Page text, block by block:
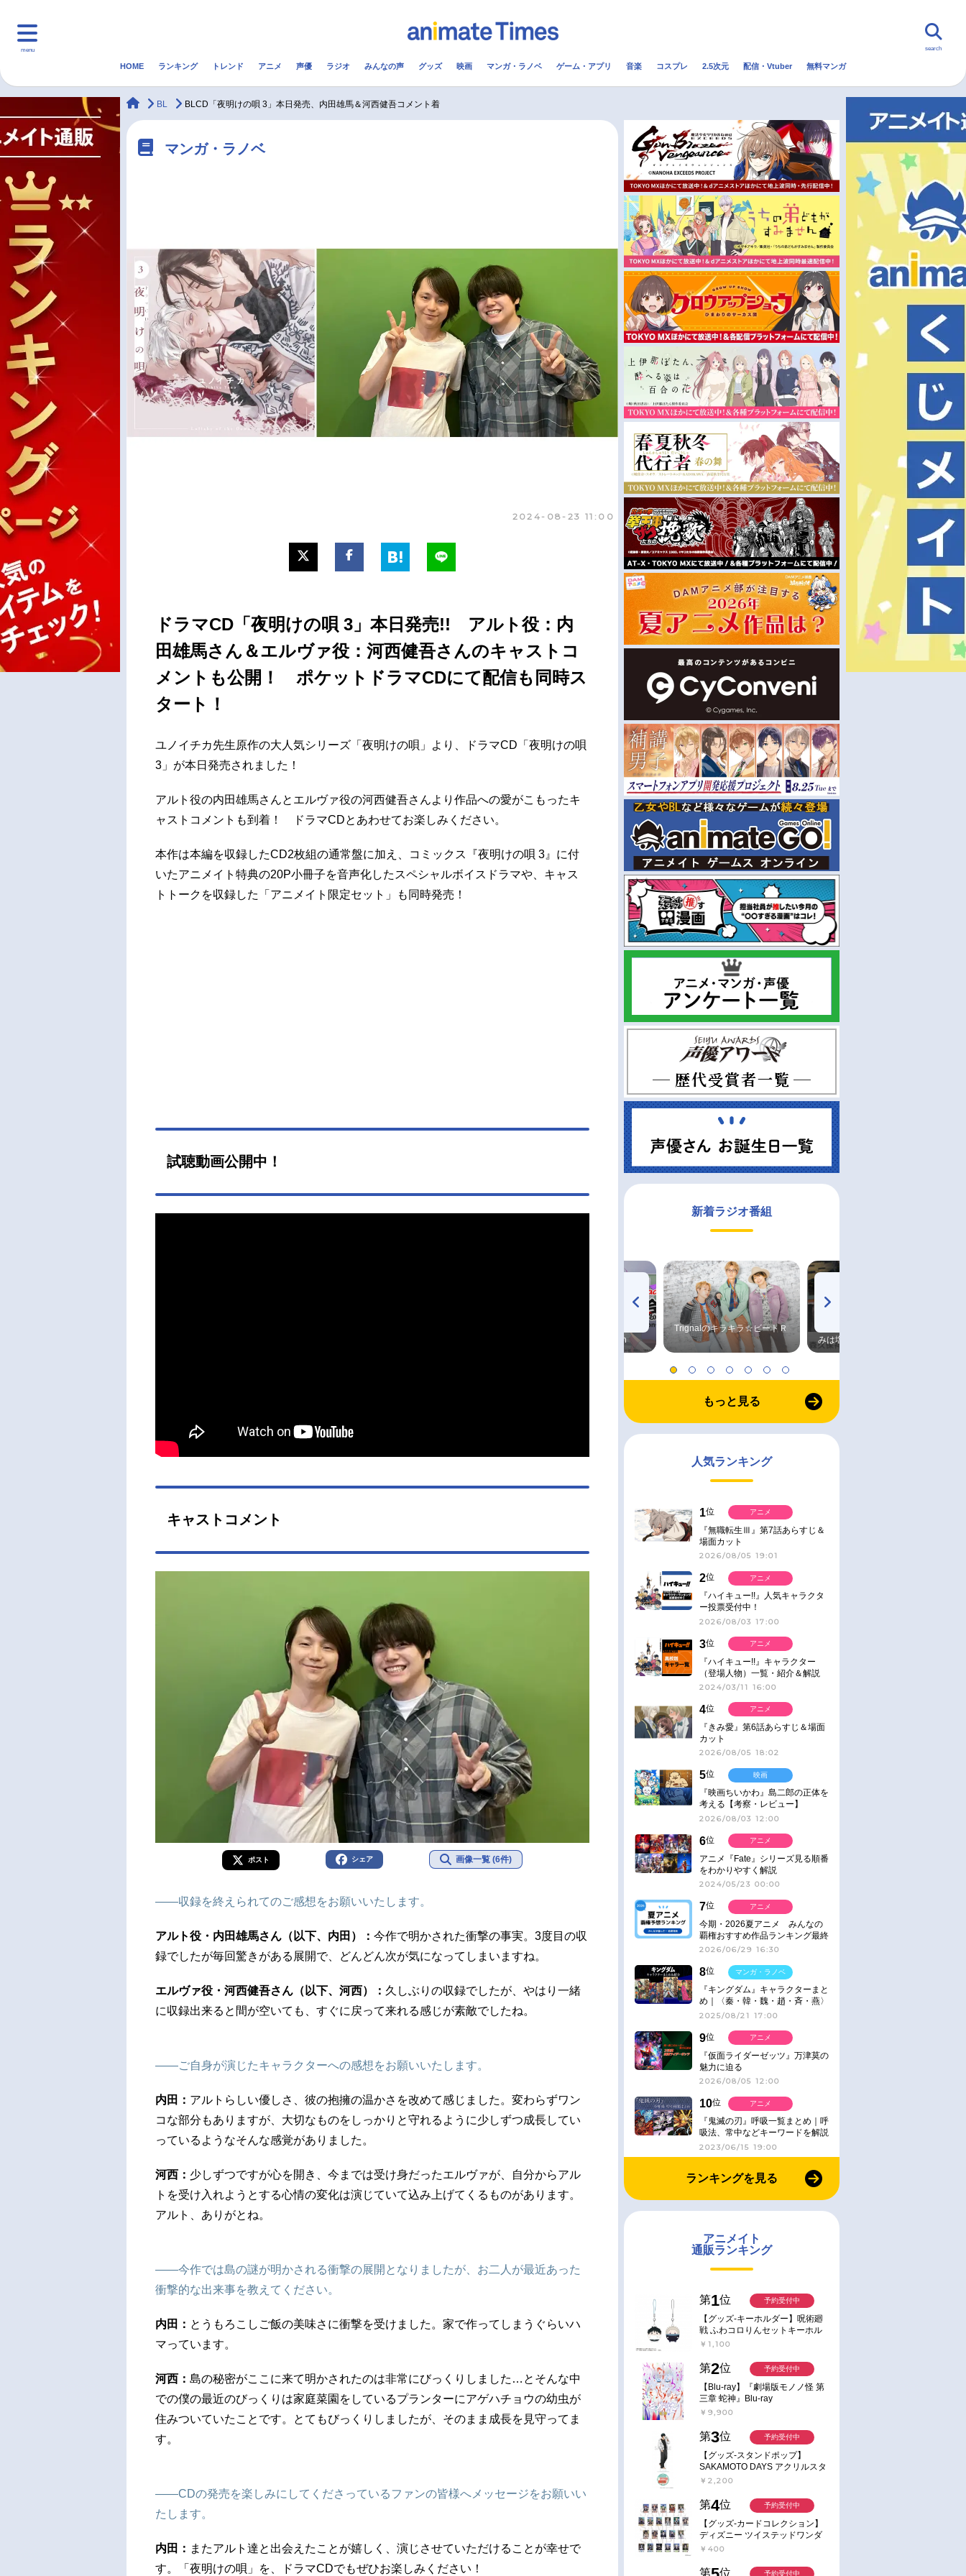
menu
マンガ・ラノベ ゲーム・アプリ 配信・Vtuber トレンド 無料マンガ
今期アニメ曜日別一覧 秋アニメ
冬アニメ
FOLLOW US
search
HOME ランキング トレンド アニメ 声優 ラジオ みんなの声 グッズ 映画 マンガ・ラノベ ゲーム・アプリ 音楽 コスプレ 2.5次元 配信・Vtuber 無料マンガ
animateTimes
BL BLCD「夜明けの唄 3」本日発売、内田雄馬＆河西健吾コメント着
マンガ・ラノベ
2024-08-23 11:00
ドラマCD「夜明けの唄 3」本日発売!! アルト役：内
田雄馬さん＆エルヴァ役：河西健吾さんのキャストコ
メントも公開！ ポケットドラマCDにて配信も同時ス
タート！
ユノイチカ先生原作の大人気シリーズ「夜明けの唄」より、ドラマCD「夜明けの唄
3」が本日発売されました！
アルト役の内田雄馬さんとエルヴァ役の河西健吾さんより作品への愛がこもったキ
ャストコメントも到着！ ドラマCDとあわせてお楽しみください。
本作は本編を収録したCD2枚組の通常盤に加え、コミックス『夜明けの唄 3』に付
いたアニメイト特典の20P小冊子を音声化したスペシャルボイスドラマや、キャス
トトークを収録した「アニメイト限定セット」も同時発売！
試聴動画公開中！
キャストコメント
ポスト シェア 画像一覧 (6件)
――収録を終えられてのご感想をお願いいたします。
アルト役・内田雄馬さん（以下、内田）： 今作で明かされた衝撃の事実。3度目の収
録でしたが毎回驚きがある展開で、どんどん次が気になってしまいますね。
エルヴァ役・河西健吾さん（以下、河西）： 久しぶりの収録でしたが、やはり一緒
に収録出来ると間が空いても、すぐに戻って来れる感じが素敵でしたね。
――ご自身が演じたキャラクターへの感想をお願いいたします。
内田： アルトらしい優しさ、彼の抱擁の温かさを改めて感じました。変わらずワン
コな部分もありますが、大切なものをしっかりと守れるように少しずつ成長してい
っているようなそんな感覚がありました。
河西： 少しずつですが心を開き、今までは受け身だったエルヴァが、自分からアル
トを受け入れようとする心情の変化は演じていて込み上げてくるものがあります。
アルト、ありがとね。
――今作では島の謎が明かされる衝撃の展開となりましたが、お二人が最近あった
衝撃的な出来事を教えてください。
内田： とうもろこしご飯の美味さに衝撃を受けました。家で作ってしまうぐらいハ
マっています。
河西： 島の秘密がここに来て明かされたのは非常にびっくりしました…とそんな中
での僕の最近のびっくりは家庭菜園をしているプランターにアゲハチョウの幼虫が
住みついていたことです。とてもびっくりしましたが、そのまま成長を見守ってま
す。
――CDの発売を楽しみにしてくださっているファンの皆様へメッセージをお願いい
たします。
内田： またアルト達と出会えたことが嬉しく、演じさせていただけることが幸せで
す。「夜明けの唄」を、ドラマCDでもぜひお楽しみください！
新着ラジオ番組
radio 大直会 2nd season
Trignalのキラキラ☆ビートＲ
みは塩だけ
もっと見る
人気ランキング
1位
『無職転生Ⅲ』第7話あらすじ＆
場面カット
2026/08/05 19:01
アニメ
2位
『ハイキュー!!』人気キャラクタ
ー投票受付中！
2026/08/03 17:00
アニメ
3位
『ハイキュー!!』キャラクター
（登場人物）一覧・紹介＆解説
2024/03/11 16:00
アニメ
4位
『きみ愛』第6話あらすじ＆場面
カット
2026/08/05 18:02
アニメ
5位
『映画ちいかわ』島二郎の正体を
考える【考察・レビュー】
2026/08/03 12:00
映画
6位
アニメ『Fate』シリーズ見る順番
をわかりやすく解説
2024/05/23 00:00
アニメ
7位
今期・2026夏アニメ みんなの
覇権おすすめ作品ランキング最終
結果発表！
2026/06/29 16:30
アニメ
8位
『キングダム』キャラクターまと
め｜〈秦・韓・魏・趙・斉・燕〉
2025/08/21 17:00
マンガ・ラノベ
9位
『仮面ライダーゼッツ』万津莫の
魅力に迫る
2026/08/05 12:00
アニメ
10位
『鬼滅の刃』呼吸一覧まとめ｜呼
吸法、常中などキーワードを解説
2023/06/15 19:00
アニメ
ランキングを見る
アニメイト
通販ランキング
第1位
【グッズ-キーホルダー】呪術廻
戦 ふわコロりんセットキーホル
ダー【アニメイト特典付】
￥1,100
予約受付中
第2位
【Blu-ray】『劇場版モノノ怪 第
三章 蛇神』Blu-ray
￥9,900
予約受付中
第3位
【グッズ-スタンドポップ】
SAKAMOTO DAYS アクリルスタ
ンド～Sunny Afternoon～ 4.南雲
￥2,200
予約受付中
第4位
【グッズ-カードコレクション】
ディズニー ツイステッドワンダ
ーランド ランダムカードコレク
￥400
予約受付中
第 位 予約受付中